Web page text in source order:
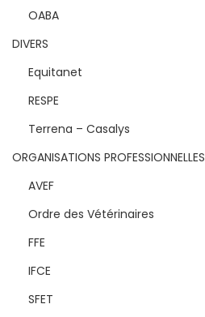
OABA
DIVERS
Equitanet
RESPE
Terrena – Casalys
ORGANISATIONS PROFESSIONNELLES
AVEF
Ordre des Vétérinaires
FFE
IFCE
SFET